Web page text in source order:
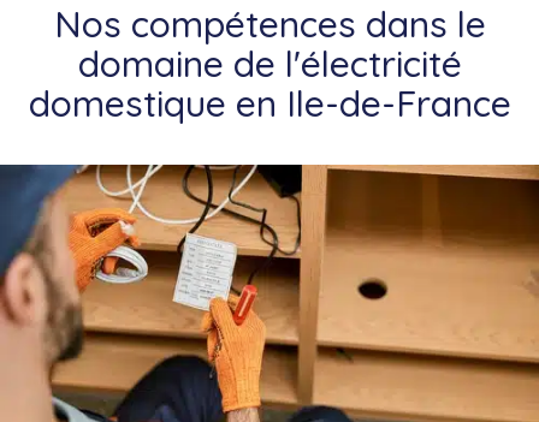
Nos compétences dans le
domaine de l'électricité
domestique en Ile-de-France